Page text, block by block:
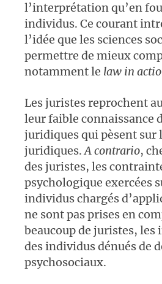
l’interprétation qu’en
individus. Ce courant
l’idée que les sciences
permettre de mieux
notamment le law in
Les juristes reprochent
leur faible connaissance
juridiques qui pèsent sur
juridiques.A contrario,
des juristes, les
psychologique exercées
individus chargés
ne sont pas prises en
beaucoup de juristes, les
des individus dénués de
psychosociaux.